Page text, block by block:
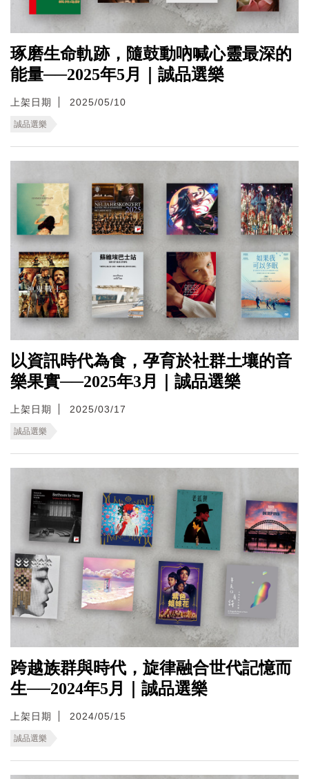
琢磨生命軌跡，隨鼓動吶喊心靈最深的
能量──2025年5月｜誠品選樂
上架日期 2025/05/10
誠品選樂
以資訊時代為食，孕育於社群土壤的音
樂果實──2025年3月｜誠品選樂
上架日期 2025/03/17
誠品選樂
跨越族群與時代，旋律融合世代記憶而
生──2024年5月｜誠品選樂
上架日期 2024/05/15
誠品選樂